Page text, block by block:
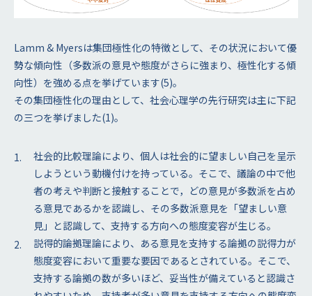
Lamm & Myersは集団極性化の特徴として、その状況において優
勢な傾向性（多数派の意見や態度がさらに強まり、極性化する傾
向性）を強める点を挙げています(5)。
その集団極性化の理由として、社会心理学の先行研究は主に下記
の三つを挙げました(1)。
社会的比較理論により、個人は社会的に望ましい自己を呈示
しようという動機付けを持っている。そこで、議論の中で他
者の考えや判断と接触することで，どの意見が多数派を占め
る意見であるかを認識し、その多数派意見を「望ましい意
見」と認識して、支持する方向への態度変容が生じる。
説得的論拠理論により、ある意見を支持する論拠の説得力が
態度変容において重要な要因であるとされている。そこで、
支持する論拠の数が多いほど、妥当性が備えていると認識さ